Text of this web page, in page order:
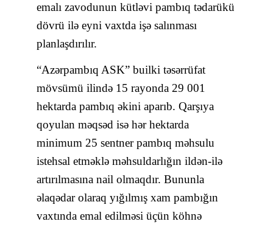
emalı zavodunun kütləvi pambıq tədarükü
dövrü ilə eyni vaxtda işə salınması
planlaşdırılır.
“Azərpambıq ASK” builki təsərrüfat
mövsümü ilində 15 rayonda 29 001
hektarda pambıq əkini aparıb. Qarşıya
qoyulan məqsəd isə hər hektarda
minimum 25 sentner pambıq məhsulu
istehsal etməklə məhsuldarlığın ildən-ilə
artırılmasına nail olmaqdır. Bununla
əlaqədar olaraq yığılmış xam pambığın
vaxtında emal edilməsi üçün köhnə